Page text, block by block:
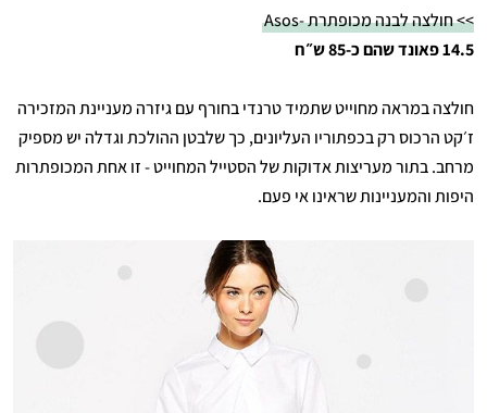
>> חולצה לבנה מכופתרת -Asos
14.5 פאונד שהם כ-85 ש״ח
חולצה במראה מחוייט שתמיד טרנדי בחורף עם גיזרה מעניינת המזכירה
ז׳קט הרכוס רק בכפתוריו העליונים, כך שלבטן ההולכת וגדלה יש מספיק
מרחב. בתור מעריצות אדוקות של הסטייל המחוייט - זו אחת המכופתרות
היפות והמעניינות שראינו אי פעם.